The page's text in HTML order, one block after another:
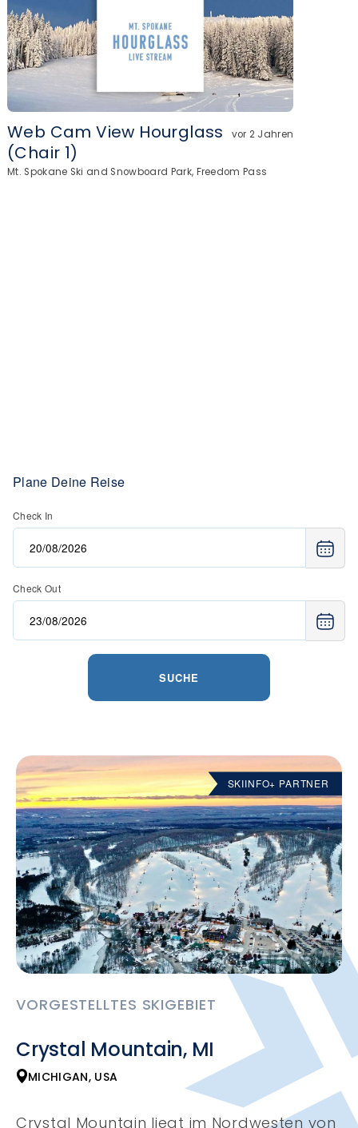
Web Cam View Hourglass
(Chair 1)
vor 2 Jahren
Mt. Spokane Ski and Snowboard Park, Freedom Pass
Plane Deine Reise
Check In
Check Out
SUCHE
SKIINFO+ PARTNER
VORGESTELLTES SKIGEBIET
Crystal Mountain, MI
MICHIGAN, USA
Crystal Mountain liegt im Nordwesten von